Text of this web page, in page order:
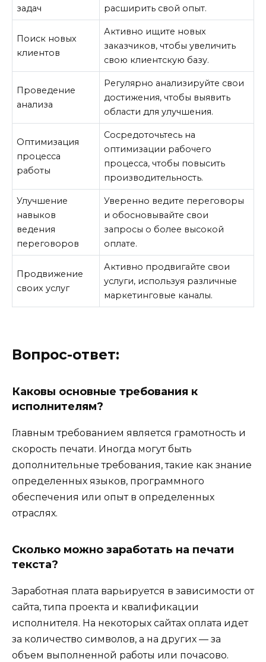
задач
расширить свой опыт.
Поиск новых
клиентов
Активно ищите новых
заказчиков, чтобы увеличить
свою клиентскую базу.
Проведение
анализа
Регулярно анализируйте свои
достижения, чтобы выявить
области для улучшения.
Оптимизация
процесса
работы
Сосредоточьтесь на
оптимизации рабочего
процесса, чтобы повысить
производительность.
Улучшение
навыков
ведения
переговоров
Уверенно ведите переговоры
и обосновывайте свои
запросы о более высокой
оплате.
Продвижение
своих услуг
Активно продвигайте свои
услуги, используя различные
маркетинговые каналы.
Вопрос-ответ:
Каковы основные требования к
исполнителям?
Главным требованием является грамотность и
скорость печати. Иногда могут быть
дополнительные требования, такие как знание
определенных языков, программного
обеспечения или опыт в определенных
отраслях.
Сколько можно заработать на печати
текста?
Заработная плата варьируется в зависимости от
сайта, типа проекта и квалификации
исполнителя. На некоторых сайтах оплата идет
за количество символов, а на других — за
объем выполненной работы или почасово.